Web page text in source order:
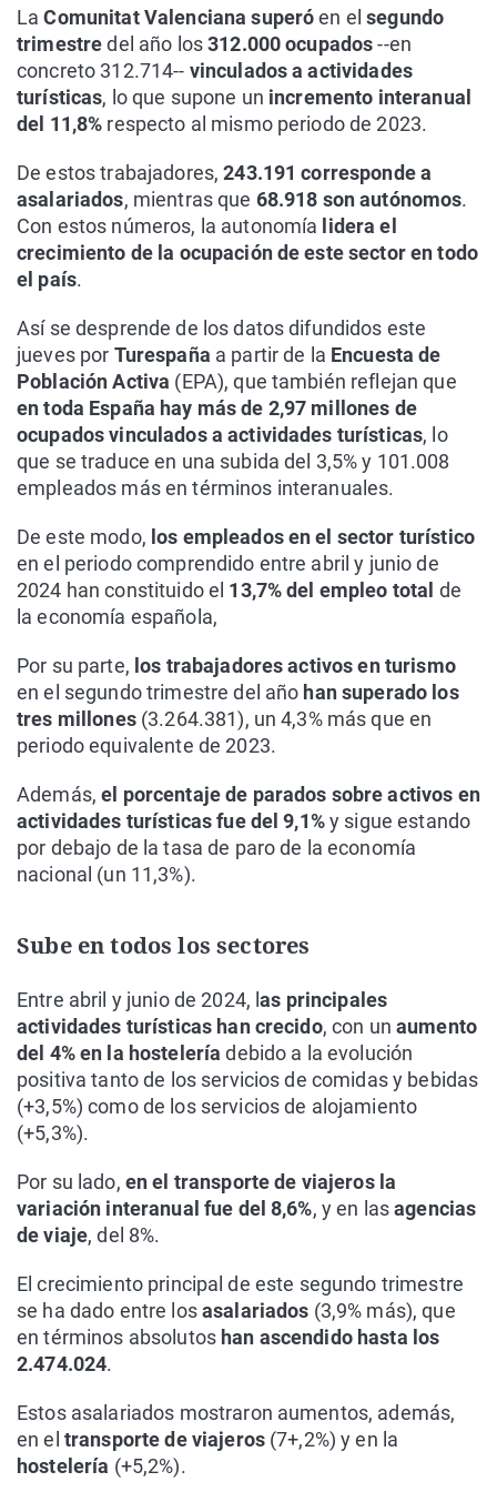
LaComunitat Valenciana superóen elsegundo
trimestredel año los312.000 ocupados--en
concreto 312.714-- vinculados a actividades
turísticas, lo que supone un incremento interanual
del 11,8% respecto al mismo periodo de 2023.
De estos trabajadores,243.191 corresponde a
asalariados, mientras que 68.918 son autónomos.
Con estos números, la autonomía lidera el
crecimiento de la ocupación de este sector en todo
el país.
Así se desprende de los datos difundidos este
jueves por Turespaña a partir de la Encuesta de
Población Activa (EPA), que también reflejan que
en toda España hay más de 2,97 millones de
ocupados vinculados a actividades turísticas, lo
que se traduce en una subida del 3,5% y 101.008
empleados más en términos interanuales.
De este modo, los empleados en el sector turístico
en el periodo comprendido entre abril y junio de
2024 han constituido el 13,7% del empleo total de
la economía española,
Por su parte, los trabajadores activos en turismo
en el segundo trimestre del año han superado los
tres millones(3.264.381), un 4,3% más que en
periodo equivalente de 2023.
Además,el porcentaje de parados sobre activos en
actividades turísticas fue del 9,1%y sigue estando
por debajo de la tasa de paro de la economía
nacional (un 11,3%).
Sube en todos los sectores
Entre abril y junio de 2024, las principales
actividades turísticas han crecido, con unaumento
del 4% en la hosteleríadebido a la evolución
positiva tanto de los servicios de comidas y bebidas
(+3,5%) como de los servicios de alojamiento
(+5,3%).
Por su lado, en el transporte de viajeros la
variación interanual fue del 8,6%, y en lasagencias
de viaje, del 8%.
El crecimiento principal de este segundo trimestre
se ha dado entre losasalariados (3,9% más), que
en términos absolutos han ascendido hasta los
2.474.024.
Estos asalariados mostraron aumentos, además,
en el transporte de viajeros(7+,2%) y en la
hostelería (+5,2%).